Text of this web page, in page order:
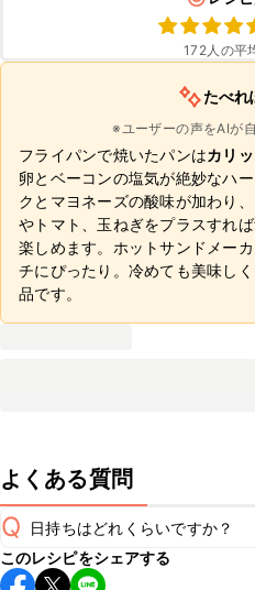
172人の平
たべれ
※ユーザーの声をAIが
フライパンで焼いたパンはカリ
卵とベーコンの塩気が絶妙なハ
クとマヨネーズの酸味が加わり
やトマト、玉ねぎをプラスすれば
楽しめます。ホットサンドメー
チにぴったり。冷めても美味し
品です。
よくある質問
Q 日持ちはどれくらいですか？
保存期間は冷蔵で当日中が目安
このレシピをシェアする